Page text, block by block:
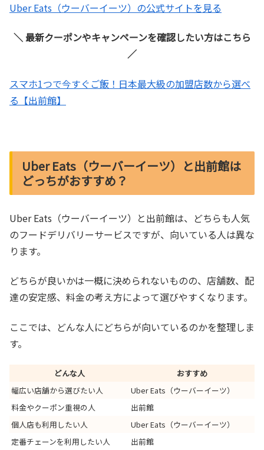
Uber Eats（ウーバーイーツ）の公式サイトを見る
＼ 最新クーポンやキャンペーンを確認したい方はこちら
／
スマホ1つで今すぐご飯！日本最大級の加盟店数から選べ
る【出前館】
Uber Eats（ウーバーイーツ）と出前館は
どっちがおすすめ？
Uber Eats（ウーバーイーツ）と出前館は、どちらも人気
のフードデリバリーサービスですが、向いている人は異な
ります。
どちらが良いかは一概に決められないものの、店舗数、配
達の安定感、料金の考え方によって選びやすくなります。
ここでは、どんな人にどちらが向いているのかを整理しま
す。
どんな人
おすすめ
幅広い店舗から選びたい人
Uber Eats（ウーバーイーツ）
料金やクーポン重視の人
出前館
個人店も利用したい人
Uber Eats（ウーバーイーツ）
定番チェーンを利用したい人
出前館